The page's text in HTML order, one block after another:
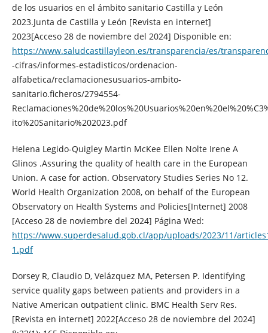
de los usuarios en el ámbito sanitario Castilla y León
2023.Junta de Castilla y León [Revista en internet]
2023[Acceso 28 de noviembre del 2024] Disponible en:
https://www.saludcastillayleon.es/transparencia/es/
-cifras/informes-estadisticos/ordenacion-
alfabetica/reclamacionesusuarios-ambito-
sanitario.ficheros/2794554-
ito%20Sanitario%202023.pdf
Helena Legido-Quigley Martin McKee Ellen Nolte Irene A
Glinos .Assuring the quality of health care in the European
Union. A case for action. Observatory Studies Series No 12.
World Health Organization 2008, on behalf of the European
Observatory on Health Systems and Policies[Internet] 2008
[Acceso 28 de noviembre del 2024] Página Wed:
https://www.superdesalud.gob.cl/app/uploads/2023/11/
1.pdf
Dorsey R, Claudio D, Velázquez MA, Petersen P. Identifying
service quality gaps between patients and providers in a
Native American outpatient clinic. BMC Health Serv Res.
[Revista en internet] 2022[Acceso 28 de noviembre del 2024]